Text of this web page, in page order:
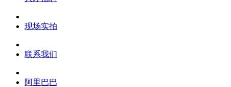
现场实拍
联系我们
阿里巴巴